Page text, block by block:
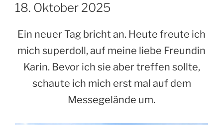
18. Oktober 2025
Ein neuer Tag bricht an. Heute freute ich
mich superdoll, auf meine liebe Freundin
Karin. Bevor ich sie aber treffen sollte,
schaute ich mich erst mal auf dem
Messegelände um.